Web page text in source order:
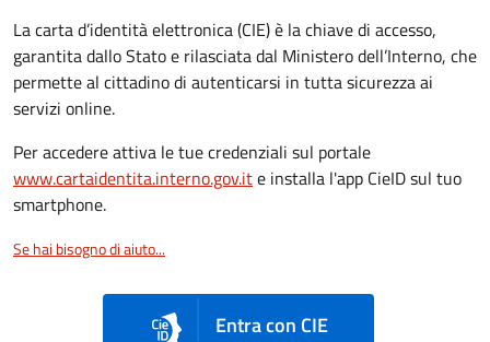
La carta d’identità elettronica (CIE) è la chiave di accesso,
garantita dallo Stato e rilasciata dal Ministero dell’Interno, che
permette al cittadino di autenticarsi in tutta sicurezza ai
servizi online.
Per accedere attiva le tue credenziali sul portale
www.cartaidentita.interno.gov.ite installa l'app CieID sul tuo
smartphone.
Se hai bisogno di aiuto...
Entra con CIE